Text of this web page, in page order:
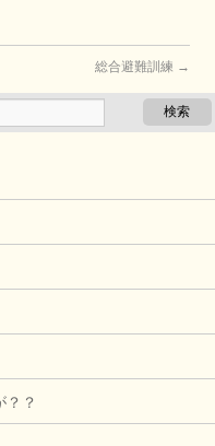
総合避難訓練 →
？？